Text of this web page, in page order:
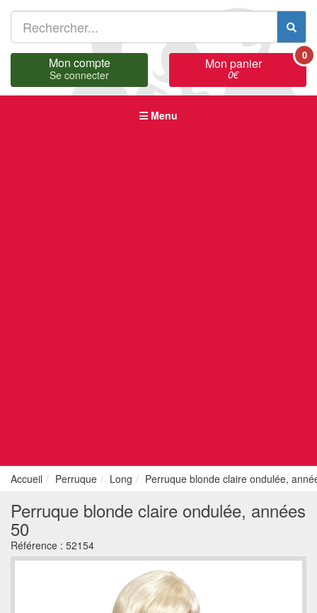
Mon compte
Se connecter
Mon panier
0€
0
Menu
Accueil Perruque Long Perruque blonde claire ondulée,
Perruque blonde claire ondulée, années
50
Référence : 52154